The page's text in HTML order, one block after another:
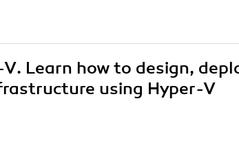
Learn how to design,
using Hyper-V